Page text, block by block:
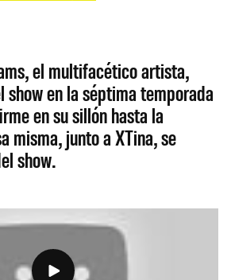
el multifacético artista,
show en la séptima temporada
en su sillón hasta la
misma, junto a XTina, se
show.